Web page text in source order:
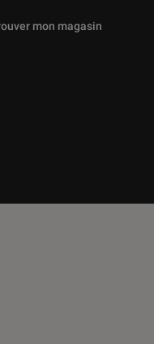
être proposées
mon magasin